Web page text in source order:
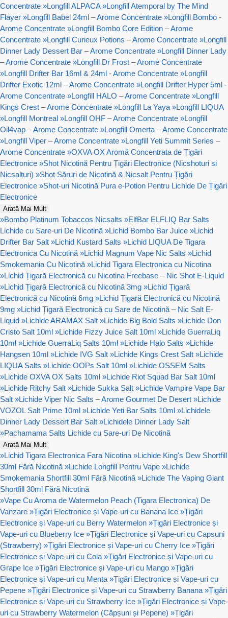
Concentrate »Longfill ALPACA »Longfill Atemporal by The Mind
Flayer »Longfill Babel 24ml – Arome Concentrate »Longfill Bombo -
Arome Concentrate »Longfill Bombo Core Edition – Arome
Concentrate »Longfill Curieux Potions – Arome Concentrate »Longfill
Dinner Lady Dessert Bar – Arome Concentrate »Longfill Dinner Lady
– Arome Concentrate »Longfill Dr Frost – Arome Concentrate
»Longfill Drifter Bar 16ml & 24ml - Arome Concentrate »Longfill
Drifter Exotic 12ml – Arome Concentrate »Longfill Drifter Hyper 5ml -
Arome Concentrate »Longfill HALO – Arome Concentrate »Longfill
Kings Crest – Arome Concentrate »Longfill La Yaya »Longfill LIQUA
»Longfill Montreal »Longfill OHF – Arome Concentrate »Longfill
Oil4vap – Arome Concentrate »Longfill Omerta – Arome Concentrate
»Longfill Viper – Arome Concentrate »Longfill Yeti Summit Series –
Arome Concentrate »OXVA OX Aromă Concentrata de Țigări
Electronice »Shot Nicotină Pentru Țigări Electronice (Nicshoturi si
Nicsalturi) »Shot Săruri de Nicotină & Nicsalt Pentru Țigări
Electronice »Shot-uri Nicotină Pura e-Potion Pentru Lichide De Țigări
Electronice
Arată Mai Mult
»Bombo Platinum Tobaccos Nicsalts »ElfBar ELFLIQ Bar Salts
Lichide cu Sare-uri De Nicotină »Lichid Bombo Bar Juice »Lichid
Drifter Bar Salt »Lichid Kustard Salts »Lichid LIQUA De Tigara
Electronica Cu Nicotină »Lichid Magnum Vape Nic Salts »Lichid
Smokemania Cu Nicotină »Lichid Tigara Electronica cu Nicotina
»Lichid Țigară Electronică cu Nicotina Freebase – Nic Shot E-Liquid
»Lichid Țigară Electronică cu Nicotină 3mg »Lichid Țigară
Electronică cu Nicotină 6mg »Lichid Țigară Electronică cu Nicotină
9mg »Lichid Țigară Electronică cu Sare de Nicotină – Nic Salt E-
Liquid »Lichide ARAMAX Salt »Lichide Big Bold Salts »Lichide Don
Cristo Salt 10ml »Lichide Fizzy Juice Salt 10ml »Lichide GuerraLiq
10ml »Lichide GuerraLiq Salts 10ml »Lichide Halo Salts »Lichide
Hangsen 10ml »Lichide IVG Salt »Lichide Kings Crest Salt »Lichide
LIQUA Salts »Lichide OOPs Salt 10ml »Lichide OSSEM Salts
»Lichide OXVA OX Salts 10ml »Lichide Riot Squad Bar Salt 10ml
»Lichide Ritchy Salt »Lichide Sukka Salt »Lichide Vampire Vape Bar
Salt »Lichide Viper Nic Salts – Arome Gourmet De Desert »Lichide
VOZOL Salt Prime 10ml »Lichide Yeti Bar Salts 10ml »Lichidele
Dinner Lady Dessert Bar Salt »Lichidele Dinner Lady Salt
»Pachamama Salts Lichide cu Sare-uri De Nicotină
Arată Mai Mult
»Lichid Tigara Electronica Fara Nicotina »Lichide King's Dew Shortfill
30ml Fără Nicotină »Lichide Longfill Pentru Vape »Lichide
Smokemania Shortfill 30ml Fără Nicotină »Lichide The Vaping Giant
Shortfill 30ml Fără Nicotină
»Vape Cu Aroma de Watermelon Peach (Tigara Electronica) De
Vanzare »Țigări Electronice și Vape-uri cu Banana Ice »Țigări
Electronice și Vape-uri cu Berry Watermelon »Țigări Electronice și
Vape-uri cu Blueberry Ice »Țigări Electronice și Vape-uri cu Capsuni
(Strawberry) »Țigări Electronice și Vape-uri cu Cherry Ice »Țigări
Electronice și Vape-uri cu Cola »Țigări Electronice și Vape-uri cu
Grape Ice »Țigări Electronice și Vape-uri cu Mango »Țigări
Electronice și Vape-uri cu Menta »Țigări Electronice și Vape-uri cu
Pepene »Țigări Electronice și Vape-uri cu Strawberry Banana »Țigări
Electronice și Vape-uri cu Strawberry Ice »Țigări Electronice și Vape-
uri cu Strawberry Watermelon (Căpșuni și Pepene) »Țigări